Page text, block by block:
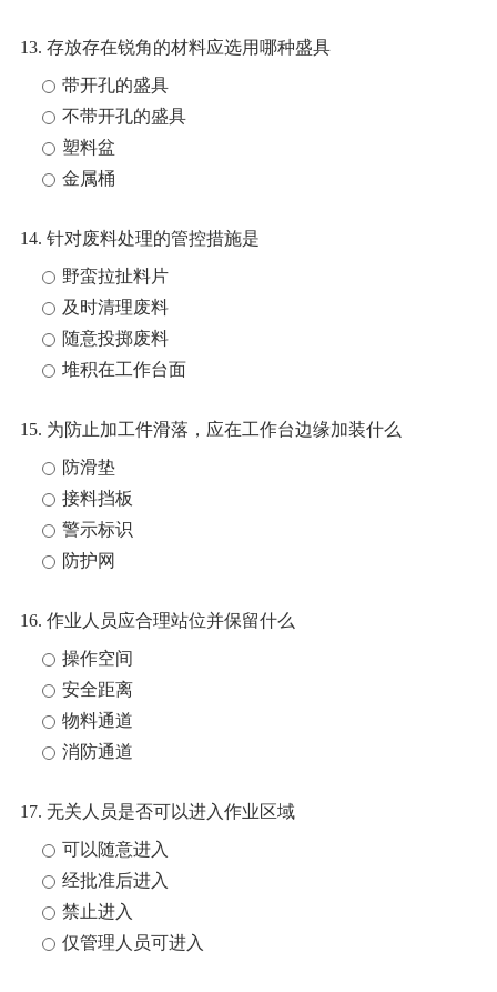
13. 存放存在锐角的材料应选用哪种盛具
带开孔的盛具
不带开孔的盛具
塑料盆
金属桶
14. 针对废料处理的管控措施是
野蛮拉扯料片
及时清理废料
随意投掷废料
堆积在工作台面
15. 为防止加工件滑落，应在工作台边缘加装什么
防滑垫
接料挡板
警示标识
防护网
16. 作业人员应合理站位并保留什么
操作空间
安全距离
物料通道
消防通道
17. 无关人员是否可以进入作业区域
可以随意进入
经批准后进入
禁止进入
仅管理人员可进入